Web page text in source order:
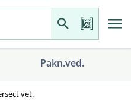
Pakn.ved.
vet.